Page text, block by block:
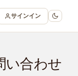
サインイン
い合わせ